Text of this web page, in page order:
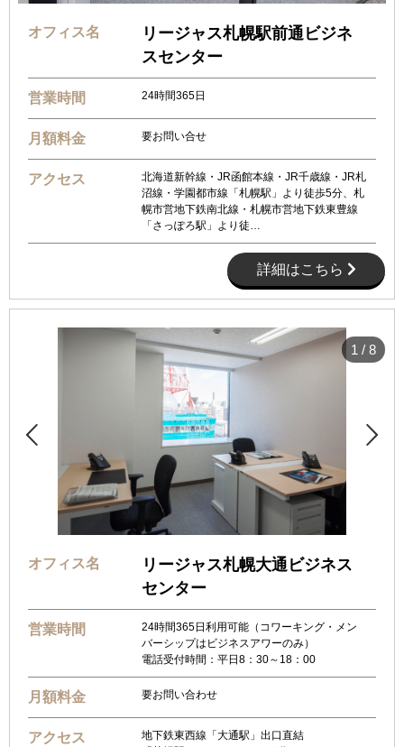
オフィス名
リージャス札幌駅前通ビジネ
スセンター
営業時間 24時間365日
月額料金 要お問い合せ
アクセス
北海道新幹線・JR函館本線・JR千歳線・JR札
沼線・学園都市線「札幌駅」より徒歩5分、札
幌市営地下鉄南北線・札幌市営地下鉄東豊線
「さっぽろ駅」より徒…
詳細はこちら
 
1 / 8
オフィス名
リージャス札幌大通ビジネス
センター
営業時間
24時間365日利用可能（コワーキング・メン
バーシップはビジネスアワーのみ）
電話受付時間：平日8：30～18：00
月額料金 要お問い合わせ
アクセス
地下鉄東西線「大通駅」出口直結